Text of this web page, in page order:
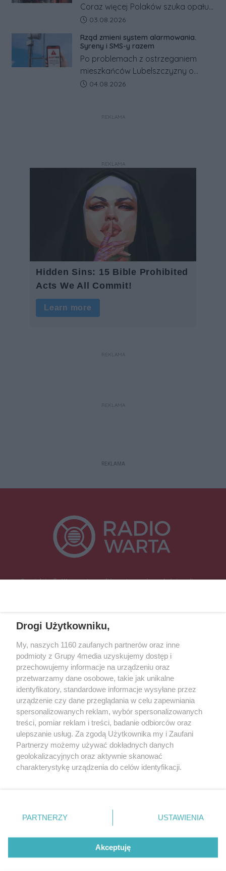
Coraz więcej Polaków szuka opału
za granicą, gdzie bywa nawet
Co się dzieje?
Data dodania artykułu:
03.08.2026
Rząd zmieni system alarmowania.
Syreny i SMS-y razem
Po problemach z ostrzeganiem
mieszkańców Lubelszczyzny o
rosyjskim zagrożeniu rząd
w jeden system.
Data dodania artykułu:
04.08.2026
REKLAMA
REKLAMA
REKLAMA
REKLAMA
REKLAMA
Specjalnie dla Was postanowiliśmy stworzyć rozgłośnię radiową
Śrem, Jarocin, Gniezno, Ostrów Wlkp.).
Kontakt Reklama Patronat
Dane firmowe
Regulamin serwisu i ogłoszeń drobnych
Regulamin konkursów
Polityka prywatności
Przetwarzanie danych osobowych
Zapisz się do newslettera
Dołącz do grona ludzi najlepiej poinformowanych!
Zapisz się »
Drogi Użytkowniku,
My, naszych 1160 zaufanych partnerów oraz inne
podmioty z Grupy 4media uzyskujemy dostęp i
przechowujemy informacje na urządzeniu oraz
przetwarzamy dane osobowe, takie jak unikalne
identyfikatory, standardowe informacje wysyłane przez
urządzenie czy dane przeglądania w celu zapewniania
spersonalizowanych reklam, wybór spersonalizowanych
treści, pomiar reklam i treści, badanie odbiorców oraz
ulepszanie usług. Za zgodą Użytkownika my i Zaufani
Partnerzy możemy używać dokładnych danych
geolokalizacyjnych oraz aktywnie skanować
charakterystykę urządzenia do celów identyfikacji.
zmienić/wycofać klikając przycisk ustawień prywatności
znajdujący się w lewym dolnym rogu strony
. Niektóre
użytkownika, ale masz prawo sprzeciwić się takiemu
przetwarzaniu. Preferencje będą miały zastosowania tylko
PARTNERZY USTAWIENIA
Akceptuję